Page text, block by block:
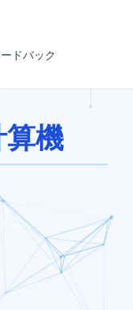
ドバック
機